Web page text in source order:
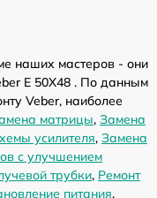
наших мастеров - они
E 50X48 . По данным
Veber, наиболее
матрицы, Замена
усилителя, Замена
с улучшением
трубки, Ремонт
питания,